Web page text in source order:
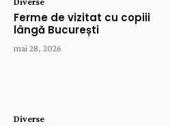
Ferme de vizitat cu copiii
lângă București
mai 28, 2026
Diverse